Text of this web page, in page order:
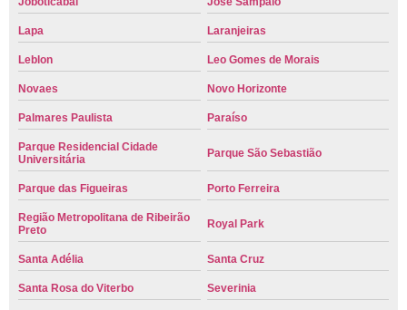
Lapa Laranjeiras
Leblon Leo Gomes de Morais
Novaes Novo Horizonte
Palmares Paulista Paraíso
Parque Residencial Cidade
Universitária
Parque São Sebastião
Parque das Figueiras Porto Ferreira
Região Metropolitana de Ribeirão
Preto
Royal Park
Santa Adélia Santa Cruz
Santa Rosa do Viterbo Severinia